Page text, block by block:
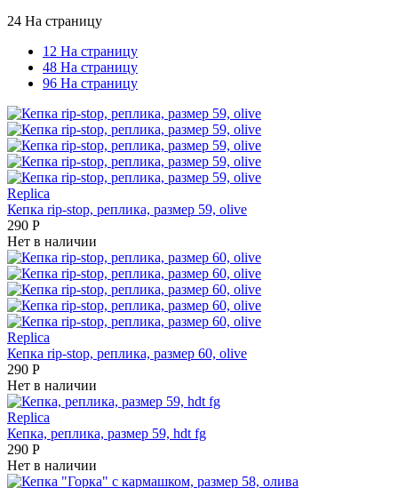
24 На страницу
12 На страницу
48 На страницу
96 На страницу
Replica
Кепка rip-stop, реплика, размер 59, olive
290 Р
Нет в наличии
Replica
Кепка rip-stop, реплика, размер 60, olive
290 Р
Нет в наличии
Replica
Кепка, реплика, размер 59, hdt fg
290 Р
Нет в наличии